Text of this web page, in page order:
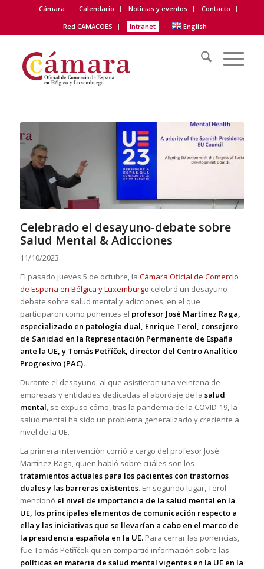
Cámara Calendario Noticias y eventos
Contacto
Red CAMACOES
Intranet English
Celebrado el desayuno-debate sobre
Salud Mental & Adicciones
11/10/2023
El pasado jueves 5 de octubre, la Cámara Oficial de Comercio
de España en Bélgica y Luxemburgo celebró un desayuno-
debate sobre salud mental y adicciones, en el que
participaron como ponentes el profesor José Martínez Raga,
especializado en patología dual, Enrique Terol, consejero
de Sanidad en la Representación Permanente de España
ante la UE, y Tomás Petříček, director del Centro Analítico
Progresivo (PAC).
Durante el desayuno, al que asistieron una veintena de
empresas y entidades dedicadas al abordaje de la salud
mental, se expuso cómo, tras la pandemia de la COVID-19, la
salud mental ha sido un problema generalizado y creciente a
nivel de la UE.
La primera intervención corrió a cargo del profesor José
Martínez Raga, quien habló sobre cuáles son los
tratamientos actuales para los pacientes con trastornos
duales y las barreras existentes. En segundo lugar, Terol
mencionó el nivel de importancia de la salud mental en la
UE, los principales elementos de comunicación respecto a
ella y las iniciativas que se llevarían a cabo en el marco de
la presidencia española en la UE.Para cerrar las ponencias,
fue Tomás Petříček quien compartió información sobre las
políticas en materia de salud mental vigentes en la UE en la